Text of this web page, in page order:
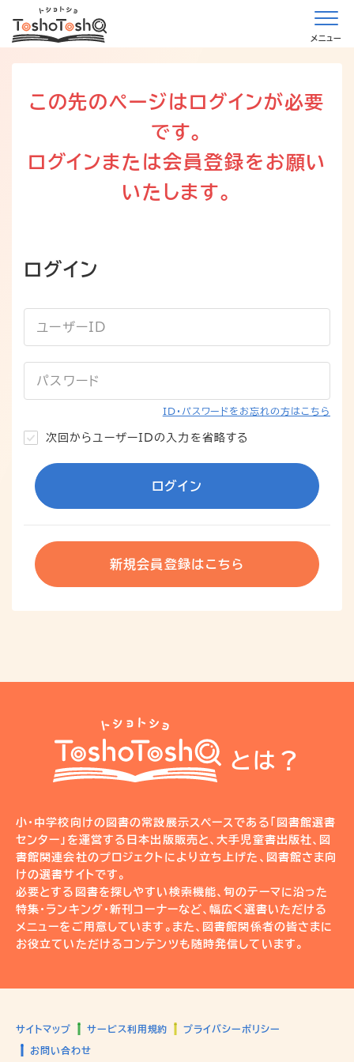
メニュー
この先のページはログインが必要
です。
ログインまたは会員登録をお願い
いたします。
ログイン
ID・パスワードをお忘れの方はこちら
次回からユーザーIDの入力を省略する
ログイン
新規会員登録はこちら
とは？
小・中学校向けの図書の常設展示スペースである「図書館選書
センター」を運営する日本出版販売と、大手児童書出版社、図
書館関連会社のプロジェクトにより立ち上げた、図書館さま向
けの選書サイトです。
必要とする図書を探しやすい検索機能、旬のテーマに沿った
特集・ランキング・新刊コーナーなど、幅広く選書いただける
メニューをご用意しています。また、図書館関係者の皆さまに
お役立ていただけるコンテンツも随時発信しています。
サイトマップ サービス利用規約 プライバシーポリシー
お問い合わせ